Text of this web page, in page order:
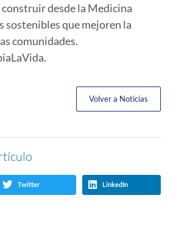
desde la Medicina
sostenibles que mejoren la
comunidades.
Volver a Noticias
Twitter LinkedIn